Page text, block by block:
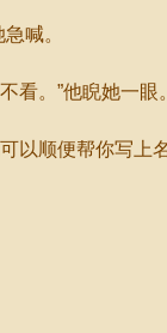
喊。
。”他睨她一眼。
便帮你写上